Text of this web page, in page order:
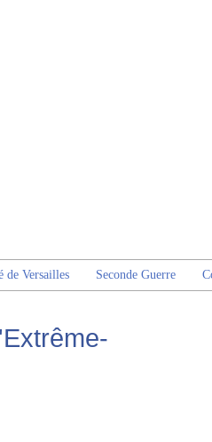
de Versailles Seconde Guerre